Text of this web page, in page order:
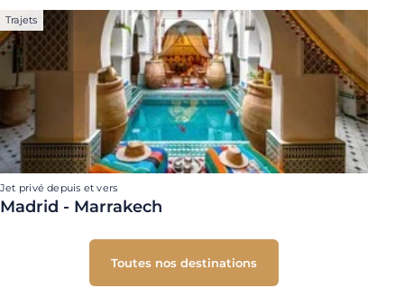
Trajets
Jet privé depuis et vers
Madrid - Marrakech
Toutes nos destinations